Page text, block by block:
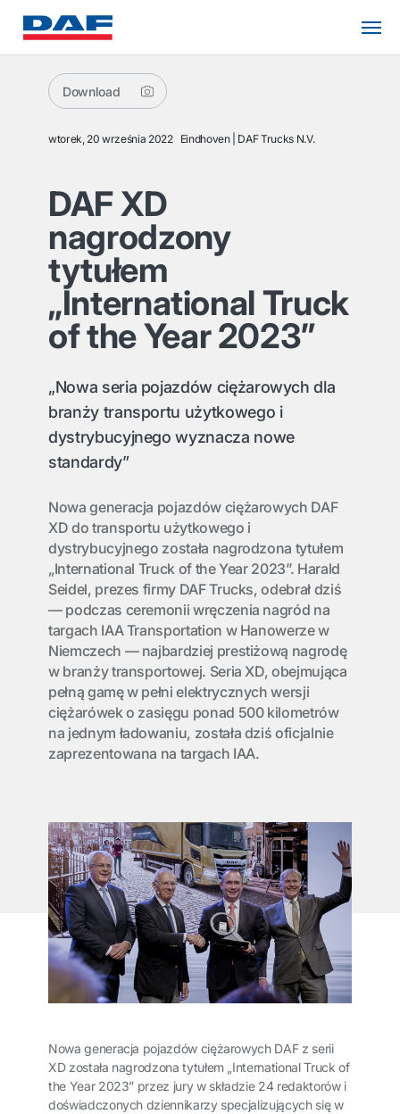
Download
wtorek, 20 września 2022 Eindhoven DAF Trucks N.V.
DAF XD
nagrodzony
tytułem
„International Truck
of the Year 2023”
„Nowa seria pojazdów ciężarowych dla
branży transportu użytkowego i
dystrybucyjnego wyznacza nowe
standardy”
Nowa generacja pojazdów ciężarowych DAF
XD do transportu użytkowego i
dystrybucyjnego została nagrodzona tytułem
„International Truck of the Year 2023”. Harald
Seidel, prezes firmy DAF Trucks, odebrał dziś
— podczas ceremonii wręczenia nagród na
targach IAA Transportation w Hanowerze w
Niemczech — najbardziej prestiżową nagrodę
w branży transportowej. Seria XD, obejmująca
pełną gamę w pełni elektrycznych wersji
ciężarówek o zasięgu ponad 500 kilometrów
na jednym ładowaniu, została dziś oficjalnie
zaprezentowana na targach IAA.
Nowa generacja pojazdów ciężarowych DAF z serii
XD została nagrodzona tytułem „International Truck of
the Year 2023” przez jury w składzie 24 redaktorów i
doświadczonych dziennikarzy specjalizujących się w